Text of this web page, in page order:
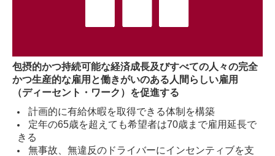
包摂的かつ持続可能な経済成長及びすべての人々の完全
かつ生産的な雇用と働きがいのある人間らしい雇用
（ディーセント・ワーク）を促進する
計画的に有給休暇を取得できる体制を構築
定年の65歳を超えても希望者は70歳まで雇用延長で
きる
無事故、無違反のドライバーにインセンティブを支